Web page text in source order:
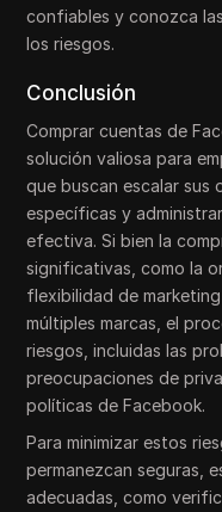
confiables y conozca
los riesgos.
Conclusión
Comprar cuentas de
solución valiosa para
que buscan escalar sus
específicas y
efectiva. Si bien la
significativas, como la
flexibilidad de
múltiples marcas, el
riesgos, incluidas las
preocupaciones de
políticas de Facebook.
Para minimizar estos
permanezcan seguras,
adecuadas, como